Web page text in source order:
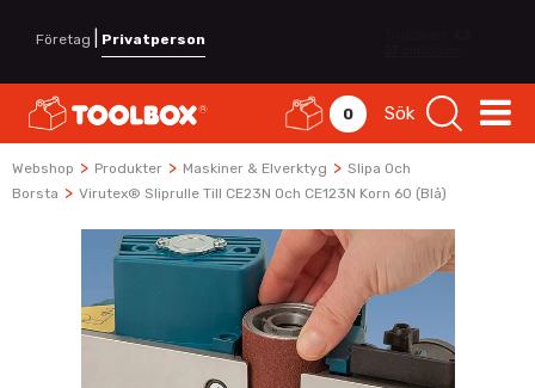
Företag Privatperson
0 Sök
Webshop > Produkter > Maskiner & Elverktyg > Slipa Och
Borsta > Virutex® Sliprulle Till CE23N Och CE123N Korn 60 (Blå)